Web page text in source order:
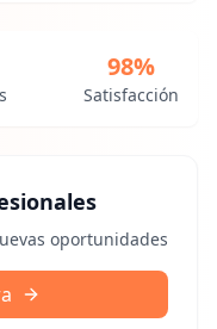
98%
Satisfacción
oportunidades